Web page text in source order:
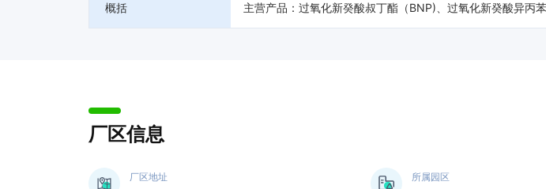
概括 主营产品：过氧化新癸酸叔丁酯（BNP)、过氧化新癸酸异丙
厂区信息
厂区地址
所属园区